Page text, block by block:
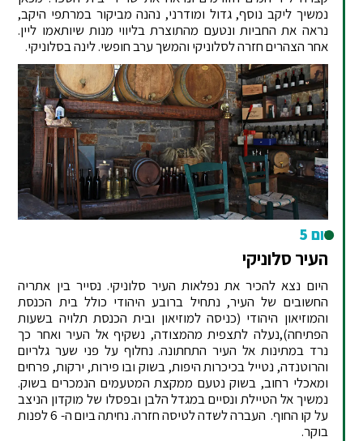
נמשיך ליקב נוסף, גדול ומודרני, נהנה מביקור במרתפי היקב,
נראה את החביות ונטעם מהתוצרת בליווי מנות שיותאמו ליין.
אחר הצהרים חזרה לסלוניקי והמשך ערב חופשי. לינה בסלוניקי.
יום 5
העיר סלוניקי
היום נצא להכיר את נפלאות העיר סלוניקי. נסייר בין אתריה
החשובים של העיר, נתחיל ברובע היהודי כולל בית הכנסת
והמוזיאון היהודי (כניסה למוזיאון ובית הכנסת תלויה בשעות
הפתיחה),נעלה לתצפית מהמצודה, נשקיף אל העיר ואחר כך
נרד במתינות אל העיר התחתונה. נחלוף על פני שער גלריום
והרוטנדה, נטייל בכיכרות היפות, בשוק ובו פירות, ירקות, פרחים
ומאכלי רחוב, בשוק נטעם ממקצת המטעמים הנמכרים בשוק.
נמשיך אל הטיילת ונסיים במגדל הלבן ובפסלו של מוקדון הניצב
על קו החוף. העברה לשדה לטיסה חזרה. נחיתה ביום ה- 6 לפנות
בוקר.